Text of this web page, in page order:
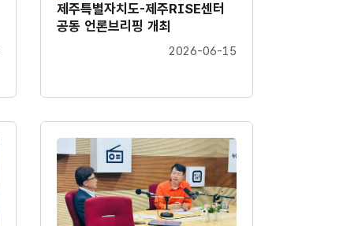
제주특별자치도-제주RISE센터
공동 언론브리핑 개최
2026-06-15